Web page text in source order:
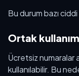
Bu durum bazı
Ortak
Ücretsiz numaralar
kullanılabilir. Bu